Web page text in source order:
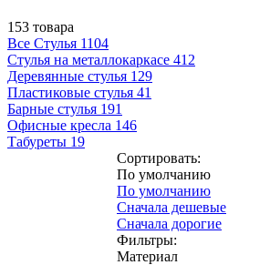
153 товара
Все Стулья 1104
Стулья на металлокаркасе 412
Деревянные стулья 129
Пластиковые стулья 41
Барные стулья 191
Офисные кресла 146
Табуреты 19
Сортировать:
По умолчанию
По умолчанию
Сначала дешевые
Сначала дорогие
Фильтры:
Материал